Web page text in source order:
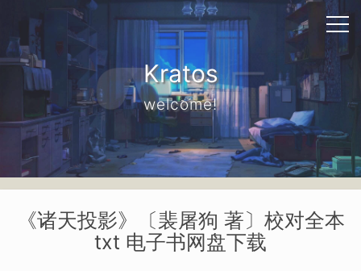
Kratos
welcome!
《诸天投影》〔裴屠狗 著〕校对全本
txt 电子书网盘下载